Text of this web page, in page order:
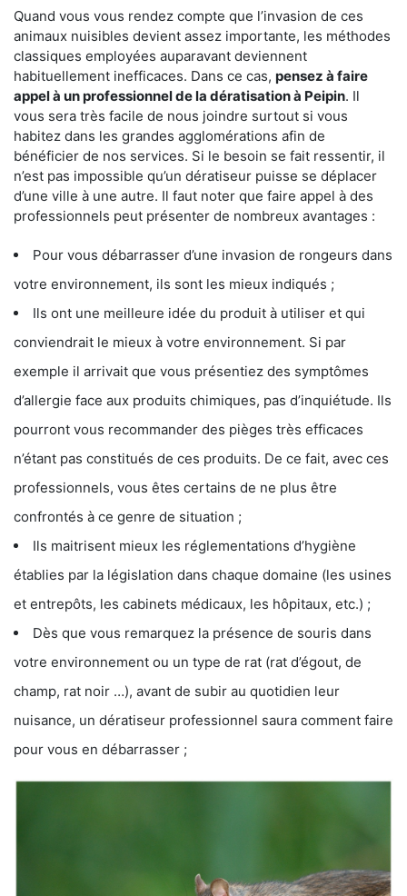
Quand vous vous rendez compte que l’invasion de ces
animaux nuisibles devient assez importante, les méthodes
classiques employées auparavant deviennent
habituellement inefficaces. Dans ce cas, pensez à faire
appel à un professionnel de la dératisation à Peipin. Il
vous sera très facile de nous joindre surtout si vous
habitez dans les grandes agglomérations afin de
bénéficier de nos services. Si le besoin se fait ressentir, il
n’est pas impossible qu’un dératiseur puisse se déplacer
d’une ville à une autre. Il faut noter que faire appel à des
professionnels peut présenter de nombreux avantages :
Pour vous débarrasser d’une invasion de rongeurs dans
votre environnement, ils sont les mieux indiqués ;
Ils ont une meilleure idée du produit à utiliser et qui
conviendrait le mieux à votre environnement. Si par
exemple il arrivait que vous présentiez des symptômes
d’allergie face aux produits chimiques, pas d’inquiétude. Ils
pourront vous recommander des pièges très efficaces
n’étant pas constitués de ces produits. De ce fait, avec ces
professionnels, vous êtes certains de ne plus être
confrontés à ce genre de situation ;
Ils maitrisent mieux les réglementations d’hygiène
établies par la législation dans chaque domaine (les usines
et entrepôts, les cabinets médicaux, les hôpitaux, etc.) ;
Dès que vous remarquez la présence de souris dans
votre environnement ou un type de rat (rat d’égout, de
champ, rat noir …), avant de subir au quotidien leur
nuisance, un dératiseur professionnel saura comment faire
pour vous en débarrasser ;